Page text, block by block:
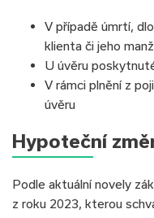
V případě úmrtí,
klienta či jeho
U úvěru
V rámci plnění z
úvěru
Hypoteční
Podle aktuální novely
z roku 2023, kterou